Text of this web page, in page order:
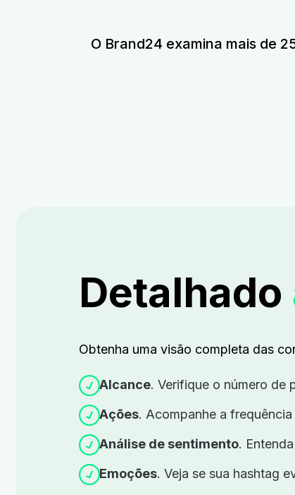
O Brand24 examina mais de
Detalhado
Obtenha uma visão completa das
Alcance. Verifique o número de
Ações. Acompanhe a
Análise de sentimento.
Emoções.Veja se sua hashtag